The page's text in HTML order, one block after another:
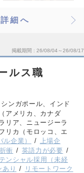
詳細へ
掲載期間 26/08/04～26/08/17
ルス職
ンガポール、インド
アメリカ、カナダ
リア、ニュージーラ
リカ（モロッコ、エ
企業）
上場企
衝
英語力が必要
ンシャル採用（未経
り
リモートワーク